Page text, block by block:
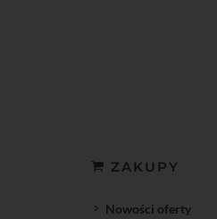
ZAKUPY
Nowości oferty